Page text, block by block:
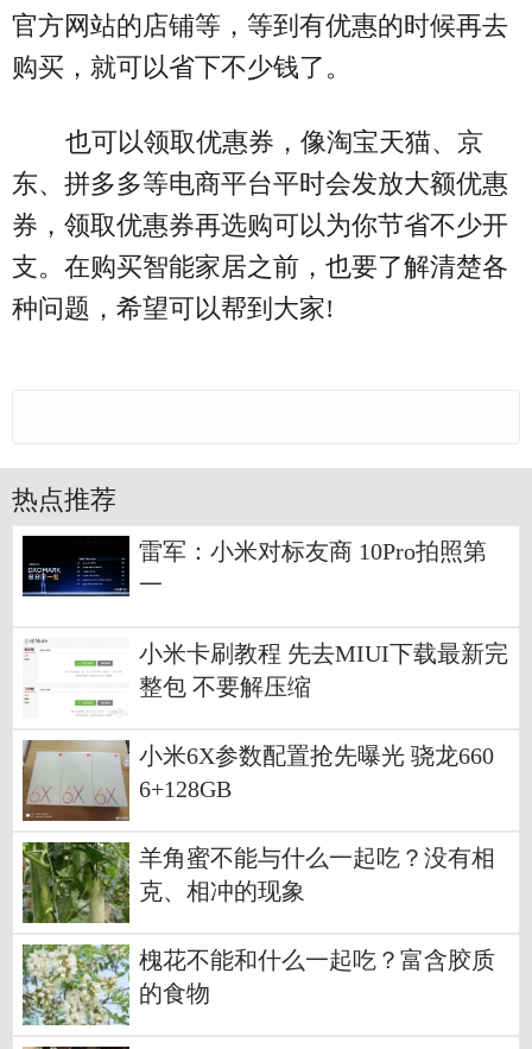
官方网站的店铺等，等到有优惠的时候再去
购买，就可以省下不少钱了。
也可以领取优惠券，像淘宝天猫、京
东、拼多多等电商平台平时会发放大额优惠
券，领取优惠券再选购可以为你节省不少开
支。在购买智能家居之前，也要了解清楚各
种问题，希望可以帮到大家!
热点推荐
雷军：小米对标友商 10Pro拍照第
一
小米卡刷教程 先去MIUI下载最新完
整包 不要解压缩
小米6X参数配置抢先曝光 骁龙660
6+128GB
羊角蜜不能与什么一起吃？没有相
克、相冲的现象
槐花不能和什么一起吃？富含胶质
的食物